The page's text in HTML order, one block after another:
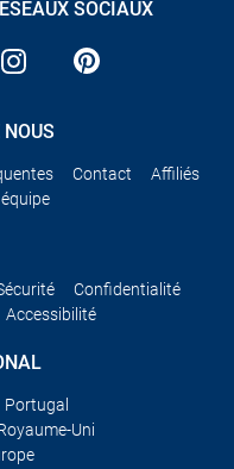
SOCIAUX
Contact
Affiliés
Confidentialité
Accessibilité
Portugal
Uni